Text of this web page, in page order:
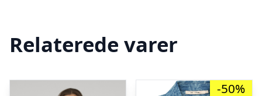
Relaterede varer
-50%